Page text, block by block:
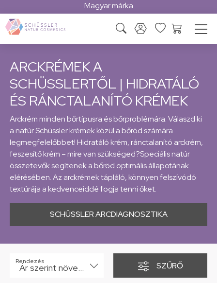
Magyar márka
ARCKRÉMEK A
SCHÜSSLERTŐL | HIDRATÁLÓ
ÉS RÁNCTALANÍTÓ KRÉMEK
Arckrém minden bőrtípusra és bőrproblémára. Válaszd ki
a natúr Schüssler krémek közül a bőröd számára
legmegfelelőbbet! Hidratáló krém, ránctalanító arckrém,
feszesítő krém – mire van szükséged?Speciális natúr
összetevők segítenek a bőröd optimális állapotának
elérésében. Az arckrémek tápláló, könnyen felszívódó
textúrája a kedvenceiddé fogja tenni őket.
SCHÜSSLER ARCDIAGNOSZTIKA
Rendezés
Ár szerint növekvő SZŰRŐ